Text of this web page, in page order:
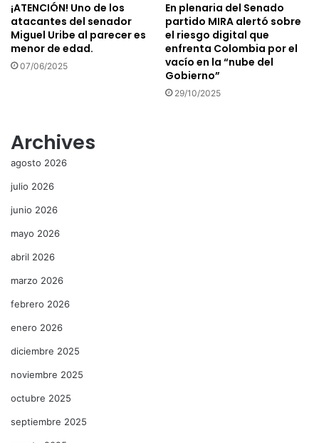
¡ATENCIÓN! Uno de los
atacantes del senador
Miguel Uribe al parecer es
menor de edad.
07/06/2025
En plenaria del Senado
partido MIRA alertó sobre
el riesgo digital que
enfrenta Colombia por el
vacío en la “nube del
Gobierno”
29/10/2025
Archives
agosto 2026
julio 2026
junio 2026
mayo 2026
abril 2026
marzo 2026
febrero 2026
enero 2026
diciembre 2025
noviembre 2025
octubre 2025
septiembre 2025